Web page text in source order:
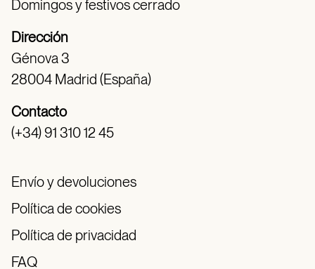
Domingos y festivos cerrado
Dirección
Génova 3
28004 Madrid (España)
Contacto
(+34) 91 310 12 45
Envío y devoluciones
Política de cookies
Política de privacidad
FAQ